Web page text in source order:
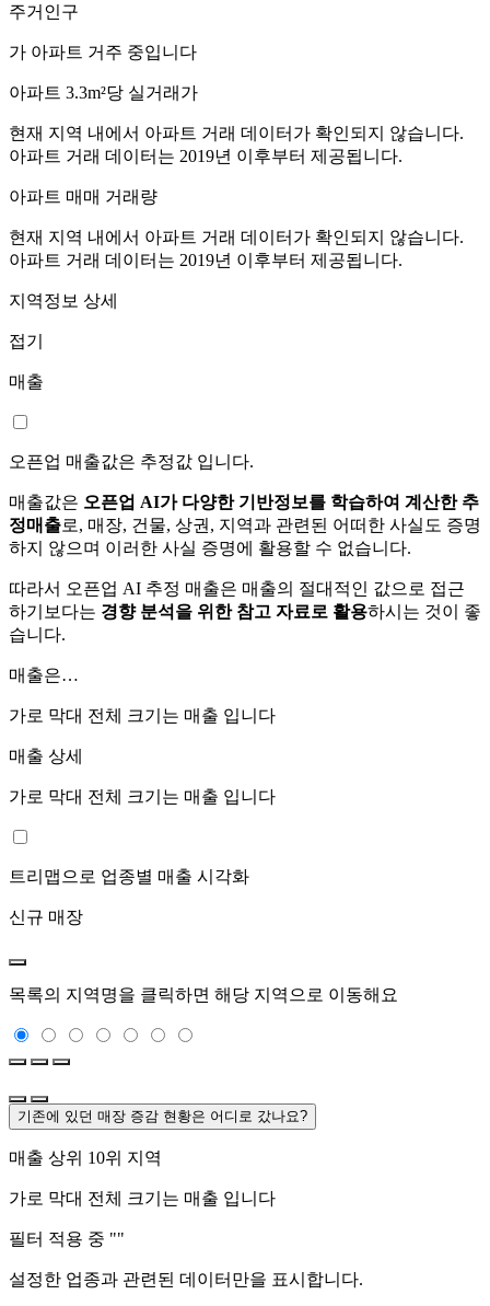
주거인구
가 아파트 거주 중입니다
아파트 3.3m²당 실거래가
현재 지역 내에서 아파트 거래 데이터가 확인되지 않습니다.
아파트 거래 데이터는 2019년 이후부터 제공됩니다.
아파트 매매 거래량
현재 지역 내에서 아파트 거래 데이터가 확인되지 않습니다.
아파트 거래 데이터는 2019년 이후부터 제공됩니다.
지역정보 상세
접기
매출
오픈업 매출값은 추정값 입니다.
매출값은 오픈업 AI가 다양한 기반정보를 학습하여 계산한 추
정매출로, 매장, 건물, 상권, 지역과 관련된 어떠한 사실도 증명
하지 않으며 이러한 사실 증명에 활용할 수 없습니다.
따라서 오픈업 AI 추정 매출은 매출의 절대적인 값으로 접근
하기보다는 경향 분석을 위한 참고 자료로 활용하시는 것이 좋
습니다.
매출은…
가로 막대 전체 크기는 매출 입니다
매출 상세
가로 막대 전체 크기는 매출 입니다
트리맵으로 업종별 매출 시각화
신규 매장
목록의 지역명을 클릭하면 해당 지역으로 이동해요
기존에 있던 매장 증감 현황은 어디로 갔나요?
매출 상위 10위 지역
가로 막대 전체 크기는 매출 입니다
필터 적용 중 ""
설정한 업종과 관련된 데이터만을 표시합니다.